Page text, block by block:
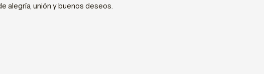
alegría, unión y buenos deseos.